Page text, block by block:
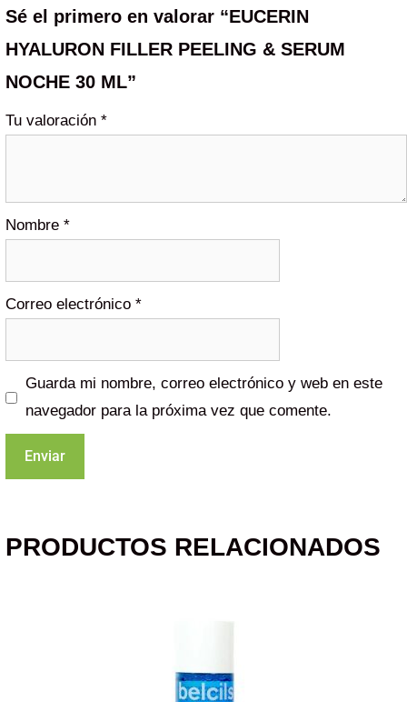
Sé el primero en valorar “EUCERIN
HYALURON FILLER PEELING & SERUM
NOCHE 30 ML”
Tu valoración *
Nombre *
Correo electrónico *
Guarda mi nombre, correo electrónico y web en este
navegador para la próxima vez que comente.
PRODUCTOS RELACIONADOS